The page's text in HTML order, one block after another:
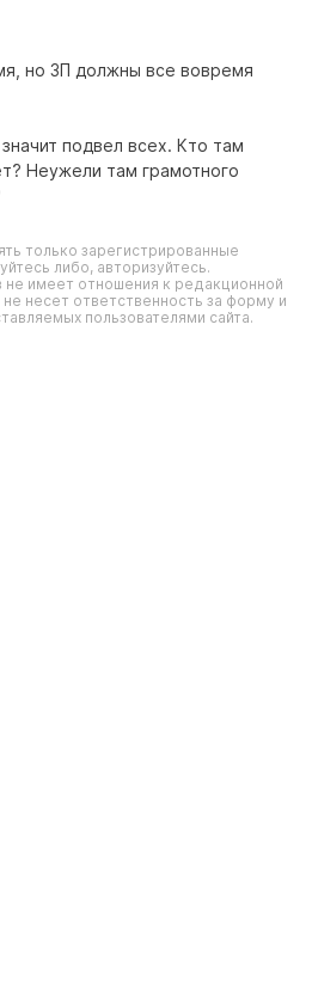
но ЗП должны все вовремя
подвел всех. Кто там
Неужели там грамотного
только зарегистрированные
либо, авторизуйтесь.
имеет отношения к редакционной
несет ответственность за форму и
пользователями сайта.